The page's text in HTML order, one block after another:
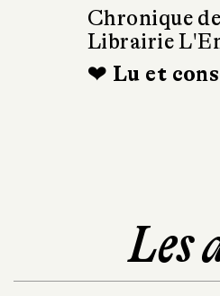
Chronique de
Librairie
❤ Lu et
Les